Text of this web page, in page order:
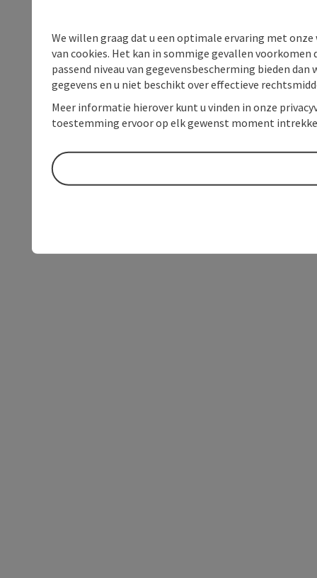
We willen graag dat u een optimale ervaring met
van cookies. Het kan in sommige gevallen voorkomen
passend niveau van gegevensbescherming bieden
gegevens en u niet beschikt over effectieve
Meer informatie hierover kunt u vinden in onze
toestemming ervoor op elk gewenst moment